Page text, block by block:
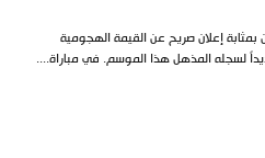
إعلان صريح عن القيمة الهجومية
لسجله المذهل هذا الموسم. في مباراة....